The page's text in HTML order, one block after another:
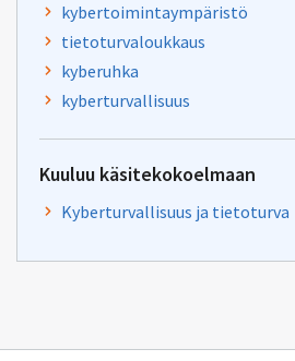
kybertoimintaympäristö
tietoturvaloukkaus
kyberuhka
kyberturvallisuus
Kuuluu käsitekokoelmaan
Kyberturvallisuus ja tietoturva